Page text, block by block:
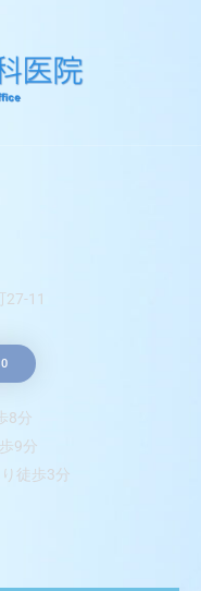
27-11
8分
9分
徒歩3分